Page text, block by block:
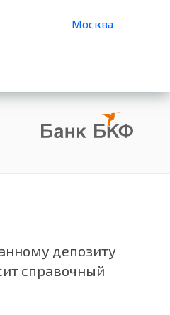
Москва
Краснодар
депозиту
справочный